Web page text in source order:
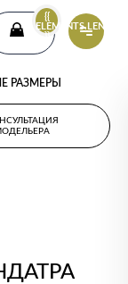
{{
ELEMENTS.LENGTH
}}
РАЗМЕРЫ